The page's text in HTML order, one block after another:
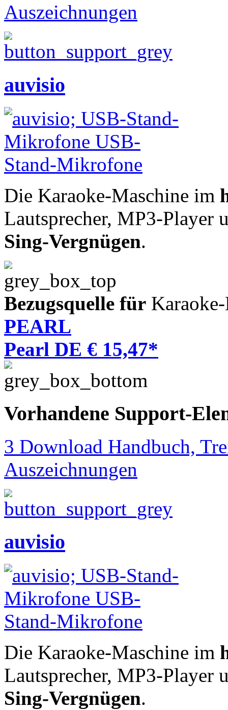
Auszeichnungen
auvisio
Die Karaoke-Maschine im
Lautsprecher, MP3-Player
Sing-Vergnügen.
Bezugsquelle für
PEARL
Pearl DE € 15,47*
Vorhandene Support-
3 Download Handbuch,
Auszeichnungen
auvisio
Die Karaoke-Maschine im
Lautsprecher, MP3-Player
Sing-Vergnügen.